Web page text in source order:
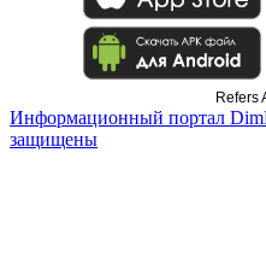
Refers
Информационный портал
защищены